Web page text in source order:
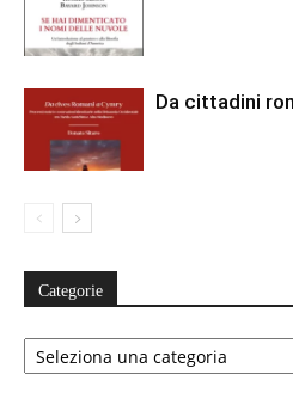
Da cittadini
Categorie
Categorie